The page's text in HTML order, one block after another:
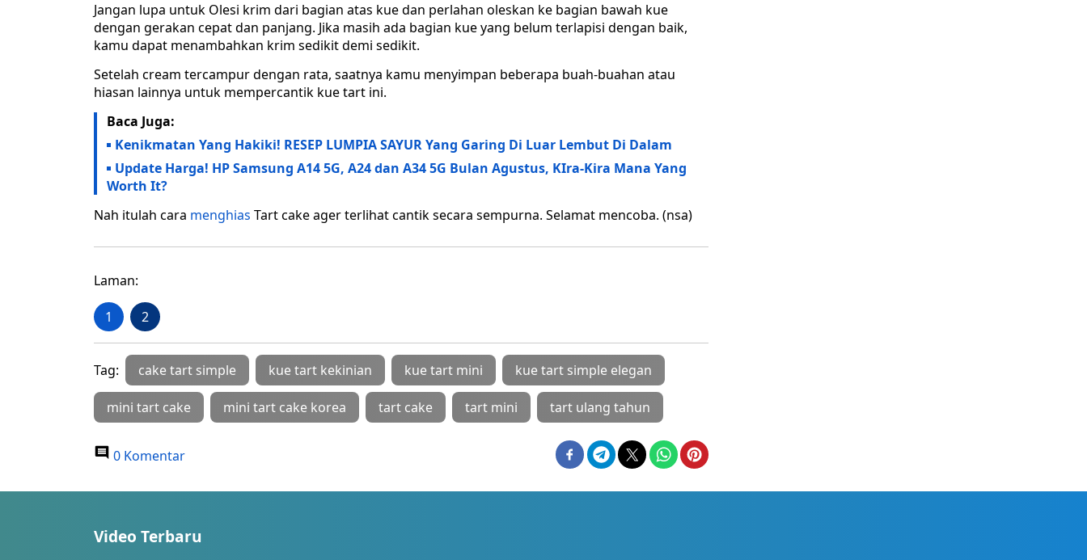
Jangan lupa untuk Olesi krim dari bagian atas kue dan perlahan oleskan ke bagian bawah kue
dengan gerakan cepat dan panjang. Jika masih ada bagian kue yang belum terlapisi dengan baik,
kamu dapat menambahkan krim sedikit demi sedikit.
Setelah cream tercampur dengan rata, saatnya kamu menyimpan beberapa buah-buahan atau
hiasan lainnya untuk mempercantik kue tart ini.
Baca Juga:
Kenikmatan Yang Hakiki! RESEP LUMPIA SAYUR Yang Garing Di Luar Lembut Di Dalam
Update Harga! HP Samsung A14 5G, A24 dan A34 5G Bulan Agustus, KIra-Kira Mana Yang
Worth It?
Nah itulah cara menghias Tart cake ager terlihat cantik secara sempurna. Selamat mencoba. (nsa)
Laman:
1 2
Tag: cake tart simple kue tart kekinian kue tart mini kue tart simple elegan
mini tart cake mini tart cake korea tart cake tart mini tart ulang tahun
0 Komentar
Video Terbaru